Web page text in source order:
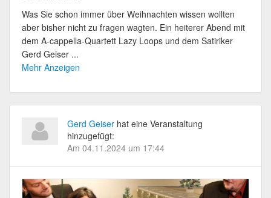
Was Sie schon immer über Weihnachten wissen wollten
aber bisher nicht zu fragen wagten. Ein heiterer Abend mit
dem A-cappella-Quartett Lazy Loops und dem Satiriker
Gerd Geiser ...
Mehr Anzeigen
Gerd Geiser hat eine Veranstaltung
hinzugefügt:
Am 04.11.2024 um 17:44